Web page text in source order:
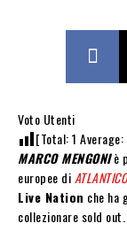
Voto Utenti
[Total:1 Average:
MARCO MENGONIè
europee di
Live Nation che ha
collezionare sold out.